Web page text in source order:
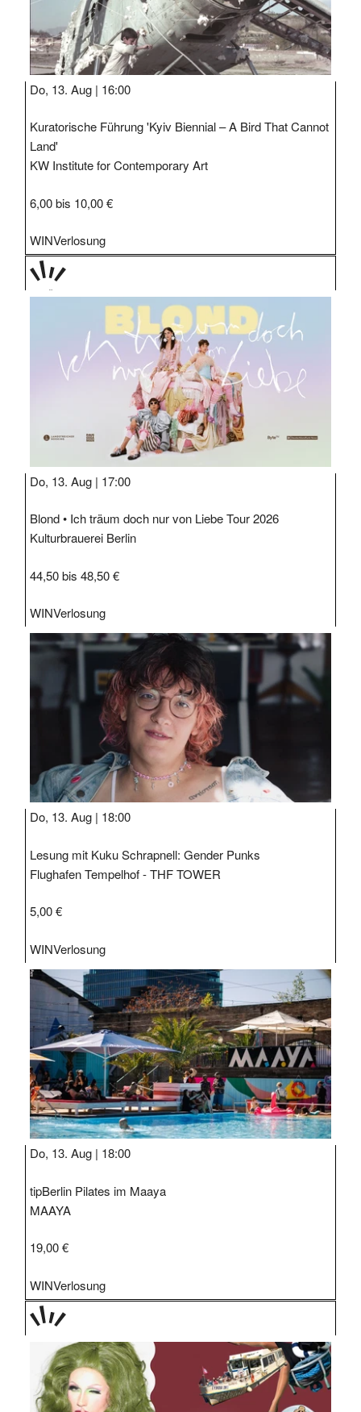
Do, 13. Aug | 16:00
Kuratorische Führung 'Kyiv Biennial – A Bird That Cannot
Land'
KW Institute for Contemporary Art
6,00 bis 10,00 €
WINVerlosung
PRÄS
Do, 13. Aug | 17:00
Blond • Ich träum doch nur von Liebe Tour 2026
Kulturbrauerei Berlin
44,50 bis 48,50 €
WINVerlosung
Do, 13. Aug | 18:00
Lesung mit Kuku Schrapnell: Gender Punks
Flughafen Tempelhof - THF TOWER
5,00 €
WINVerlosung
Do, 13. Aug | 18:00
tipBerlin Pilates im Maaya
MAAYA
19,00 €
WINVerlosung
STIPP